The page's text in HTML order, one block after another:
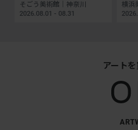
そごう美術館｜神奈川
2026.08.01 - 08.31
横浜
アート